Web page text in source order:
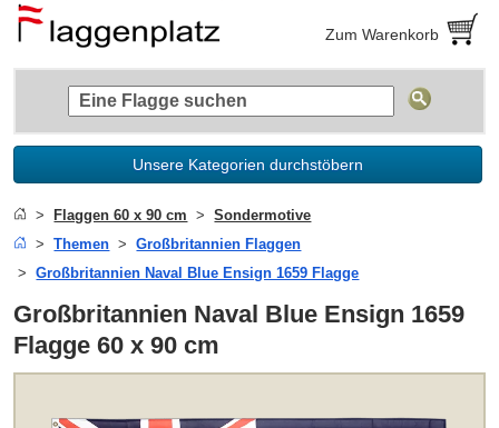
Zum Warenkorb
Unsere Kategorien durchstöbern
Flaggen 60 x 90 cm
Sondermotive
Themen
Großbritannien Flaggen
Großbritannien Naval Blue Ensign 1659 Flagge
Großbritannien Naval Blue Ensign 1659
Flagge 60 x 90 cm